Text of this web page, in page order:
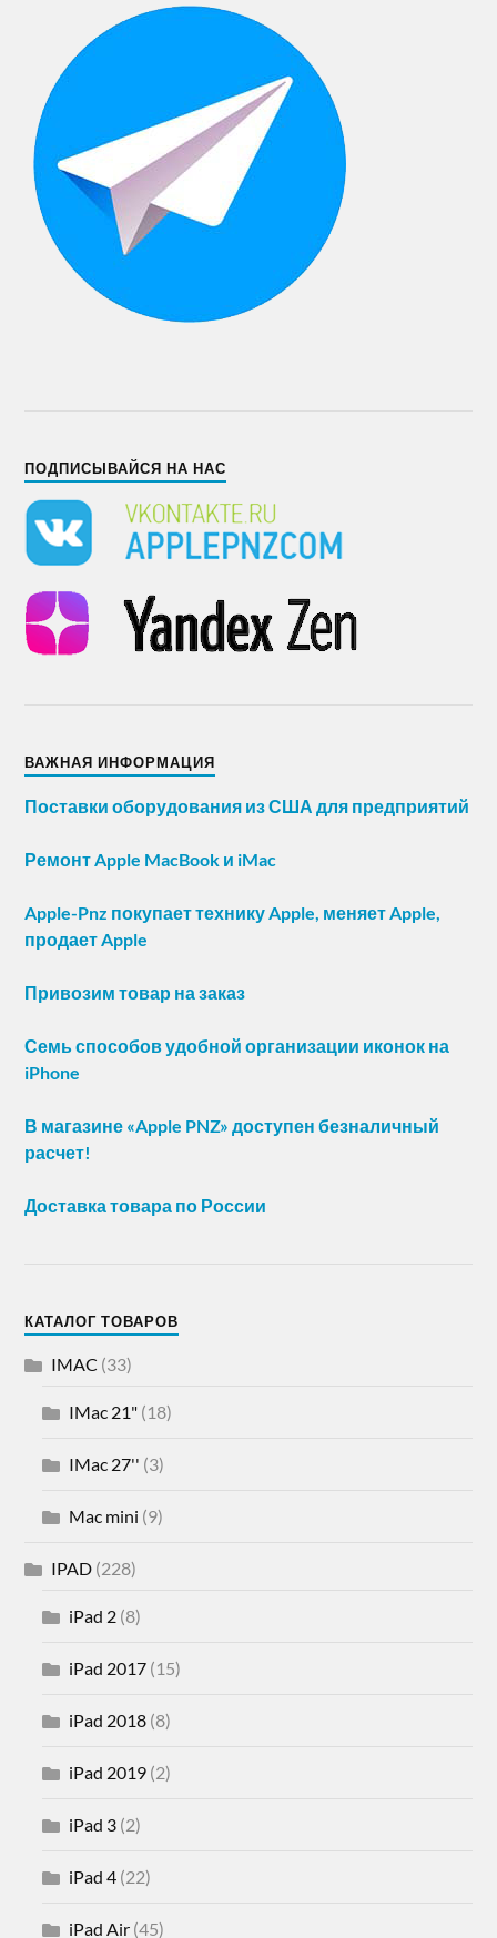
ПОДПИСЫВАЙСЯ НА НАС
ВАЖНАЯ ИНФОРМАЦИЯ
Поставки оборудования из США для предприятий
Ремонт Apple MacBook и iMac
Apple-Pnz покупает технику Apple, меняет Apple,
продает Apple
Привозим товар на заказ
Семь способов удобной организации иконок на
iPhone
В магазине «Apple PNZ» доступен безналичный
расчет!
Доставка товара по России
КАТАЛОГ ТОВАРОВ
IMAC (33)
IMac 21" (18)
IMac 27'' (3)
Mac mini (9)
IPAD (228)
iPad 2 (8)
iPad 2017 (15)
iPad 2018 (8)
iPad 2019 (2)
iPad 3 (2)
iPad 4 (22)
iPad Air (45)